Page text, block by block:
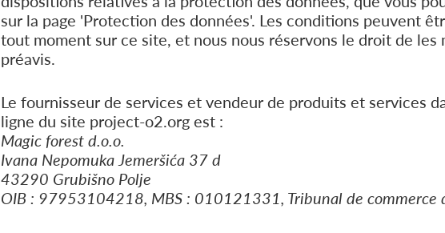
sur la page 'Protection des données'. Les conditions peuvent
tout moment sur ce site, et nous nous réservons le droit de les
préavis.
Le fournisseur de services et vendeur de produits et services
ligne du site project-o2.org est :
Magic forest d.o.o.
Ivana Nepomuka Jemeršića 37 d
43290 Grubišno Polje
OIB : 97953104218, MBS : 010121331, Tribunal de commerce